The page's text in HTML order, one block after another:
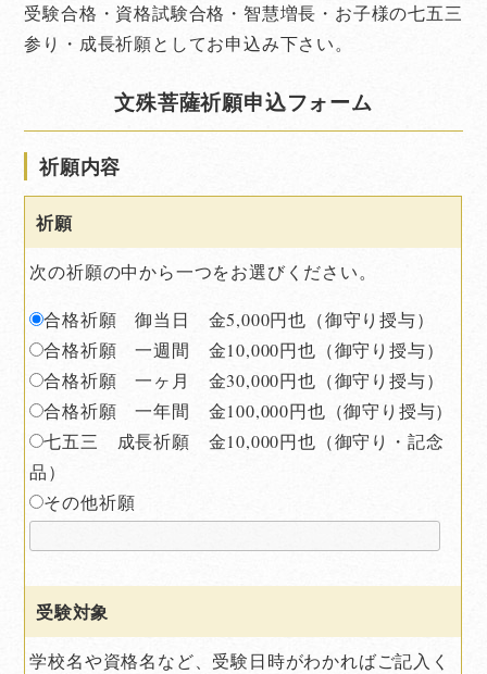
受験合格・資格試験合格・智慧増長・お子様の七五三
参り・成長祈願としてお申込み下さい。
文殊菩薩祈願申込フォーム
祈願内容
祈願
次の祈願の中から一つをお選びください。
合格祈願 御当日 金5,000円也（御守り授与）
合格祈願 一週間 金10,000円也（御守り授与）
合格祈願 一ヶ月 金30,000円也（御守り授与）
合格祈願 一年間 金100,000円也（御守り授与）
七五三 成長祈願 金10,000円也（御守り・記念
品）
その他祈願
受験対象
学校名や資格名など、受験日時がわかればご記入く